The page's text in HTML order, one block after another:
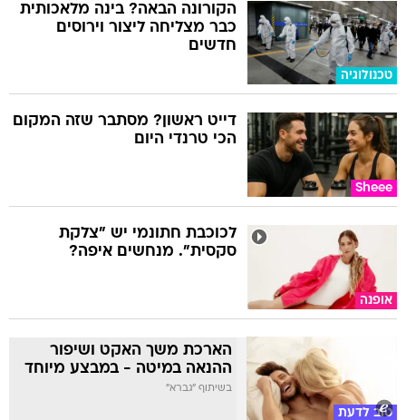
טכנולוגיה
הקורונה הבאה? בינה מלאכותית
כבר מצליחה ליצור וירוסים
חדשים
Sheee
דייט ראשון? מסתבר שזה המקום
הכי טרנדי היום
אופנה
לכוכבת חתונמי יש "צלקת
סקסית". מנחשים איפה?
טוב לדעת
הארכת משך האקט ושיפור
ההנאה במיטה - במבצע מיוחד
בשיתוף "גברא"